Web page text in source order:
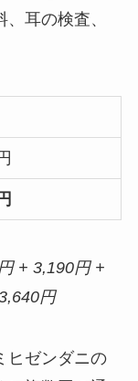
耳の検査、
+ 3,190円 +
円
ヒゼンダニの